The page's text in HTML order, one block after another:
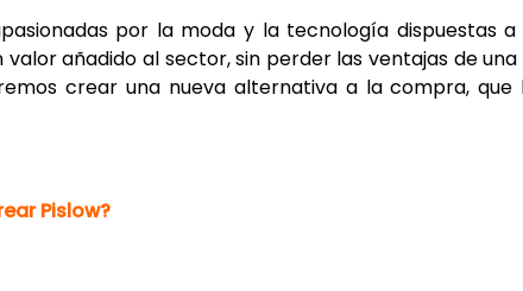
por la moda y la tecnología dispuestas
valor añadido al sector, sin perder las ventajas de
crear una nueva alternativa a la compra,
Pislow?